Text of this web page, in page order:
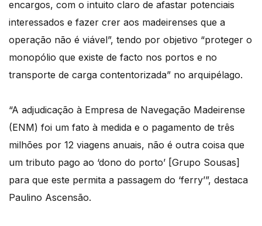
encargos, com o intuito claro de afastar potenciais
interessados e fazer crer aos madeirenses que a
operação não é viável”, tendo por objetivo “proteger o
monopólio que existe de facto nos portos e no
transporte de carga contentorizada” no arquipélago.
“A adjudicação à Empresa de Navegação Madeirense
(ENM) foi um fato à medida e o pagamento de três
milhões por 12 viagens anuais, não é outra coisa que
um tributo pago ao ‘dono do porto’ [Grupo Sousas]
para que este permita a passagem do ‘ferry’”, destaca
Paulino Ascensão.